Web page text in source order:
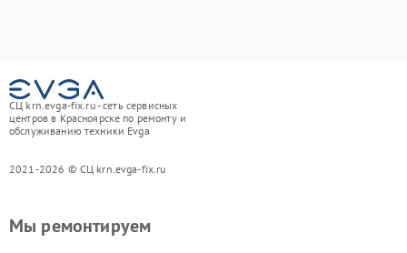
СЦ krn.evga-fix.ru - сеть сервисных
центров в Красноярске по ремонту и
обслуживанию техники Evga
2021-2026 © СЦ krn.evga-fix.ru
Мы ремонтируем